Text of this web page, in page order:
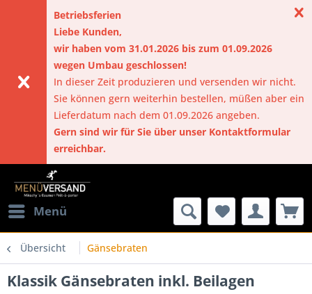
Betriebsferien
Liebe Kunden,
wir haben vom 31.01.2026 bis zum 01.09.2026
wegen Umbau geschlossen!
In dieser Zeit produzieren und versenden wir nicht.
Sie können gern weiterhin bestellen, müßen aber ein
Lieferdatum nach dem 01.09.2026 angeben.
Gern sind wir für Sie über unser Kontaktformular
erreichbar.
Menü
Übersicht Gänsebraten
Klassik Gänsebraten inkl. Beilagen